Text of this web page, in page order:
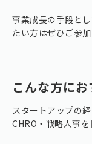
事業成長の手段と
たい方はぜひご参加
こんな方にお
スタートアップの
CHRO・戦略人事